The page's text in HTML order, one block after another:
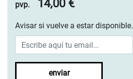
pvp.
14,00 €
Avisar si vuelve a estar disponible.
enviar